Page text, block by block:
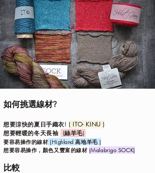
如何挑選線材?
想要涼快的夏日手織衣!( ITO- KINU )
想要輕暖的冬天長袖 (絲羊毛)
要容易操作的線材 (Highland 高地羊毛 )
想要容易操作，顏色又豐富的線材 (Malabrigo SOCK)
比較